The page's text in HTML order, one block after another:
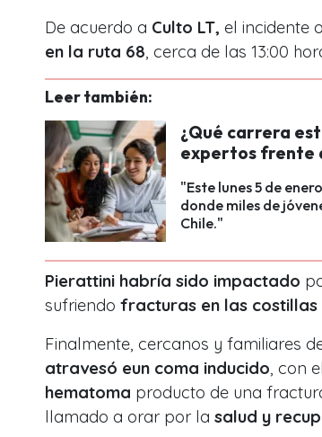
De acuerdo a Culto LT, el incidente
en la ruta 68 , cerca de las 13:00
Leer también:
¿Qué carrera
expertos frente
"Este lunes 5 de
donde miles de
Chile."
Pierattini habría sido impactado
sufriendo fracturas en las costillas
Finalmente, cercanos y familiares
atravesó eun coma inducido , con
hematoma producto de una
llamado a orar por la salud y